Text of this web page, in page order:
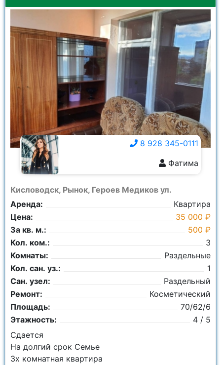
Кисловодск, Рынок, Героев Медиков ул.
Аренда:
Квартира
Цена:
35 000 ₽
За кв. м.:
500 ₽
Кол. ком.:
3
Комнаты:
Раздельные
Кол. сан. уз.:
1
Сан. узел:
Раздельный
Ремонт:
Косметический
Площадь:
70/62/6
Этажность:
4 / 5
8 928 345-0111
Фатима
Сдается
На долгий срок Семье
3х комнатная квартира